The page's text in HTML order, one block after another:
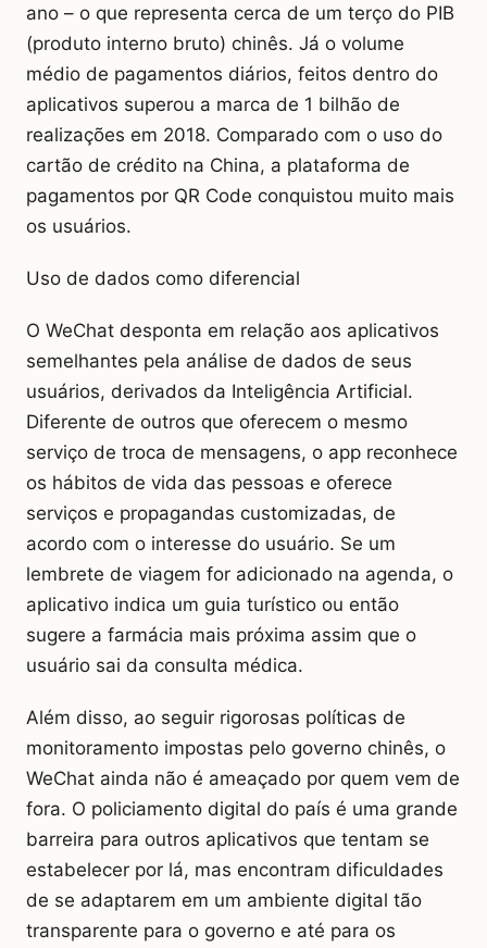
ano – o que representa cerca de um terço do PIB
(produto interno bruto) chinês. Já o volume
médio de pagamentos diários, feitos dentro do
aplicativos superou a marca de 1 bilhão de
realizações em 2018. Comparado com o uso do
cartão de crédito na China, a plataforma de
pagamentos por QR Code conquistou muito mais
os usuários.
Uso de dados como diferencial
O WeChat desponta em relação aos aplicativos
semelhantes pela análise de dados de seus
usuários, derivados da Inteligência Artificial.
Diferente de outros que oferecem o mesmo
serviço de troca de mensagens, o app reconhece
os hábitos de vida das pessoas e oferece
serviços e propagandas customizadas, de
acordo com o interesse do usuário. Se um
lembrete de viagem for adicionado na agenda, o
aplicativo indica um guia turístico ou então
sugere a farmácia mais próxima assim que o
usuário sai da consulta médica.
Além disso, ao seguir rigorosas políticas de
monitoramento impostas pelo governo chinês, o
WeChat ainda não é ameaçado por quem vem de
fora. O policiamento digital do país é uma grande
barreira para outros aplicativos que tentam se
estabelecer por lá, mas encontram dificuldades
de se adaptarem em um ambiente digital tão
transparente para o governo e até para os